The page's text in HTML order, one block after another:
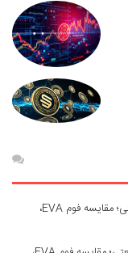
راهنمای انتخاب بهترین فوم صنعتی؛ مقایسه فوم EVA،